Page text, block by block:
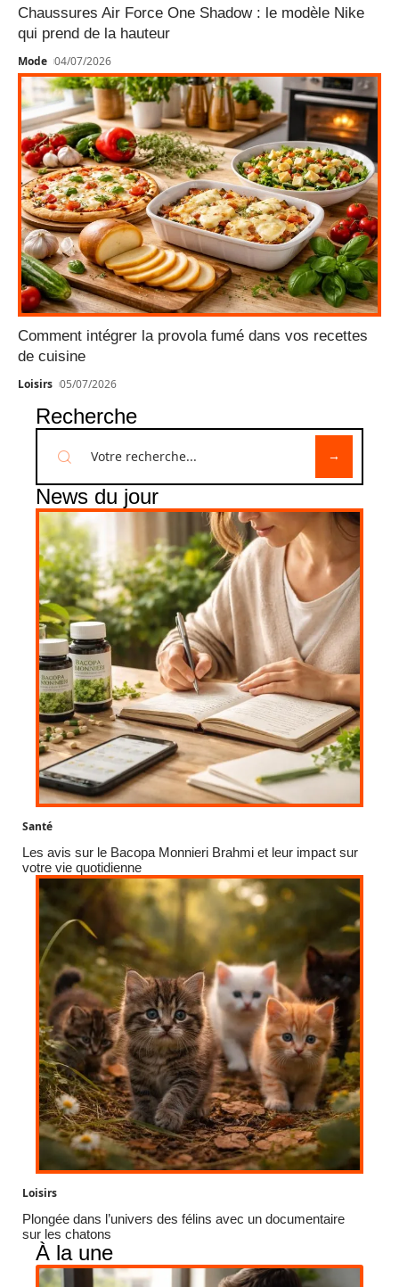
Chaussures Air Force One Shadow : le modèle Nike
qui prend de la hauteur
Mode 04/07/2026
Comment intégrer la provola fumé dans vos recettes
de cuisine
Loisirs 05/07/2026
Recherche
News du jour
Santé
Les avis sur le Bacopa Monnieri Brahmi et leur impact sur
votre vie quotidienne
Loisirs
Plongée dans l’univers des félins avec un documentaire
sur les chatons
À la une